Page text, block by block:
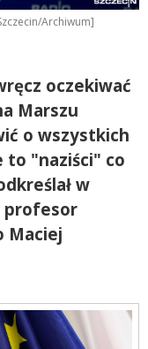
Archiwum]
oczekiwać
Marszu
o wszystkich
to "naziści" co
w
profesor
Maciej